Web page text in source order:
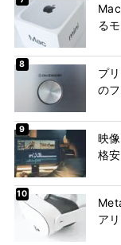
る
プ
の
映
格
ア